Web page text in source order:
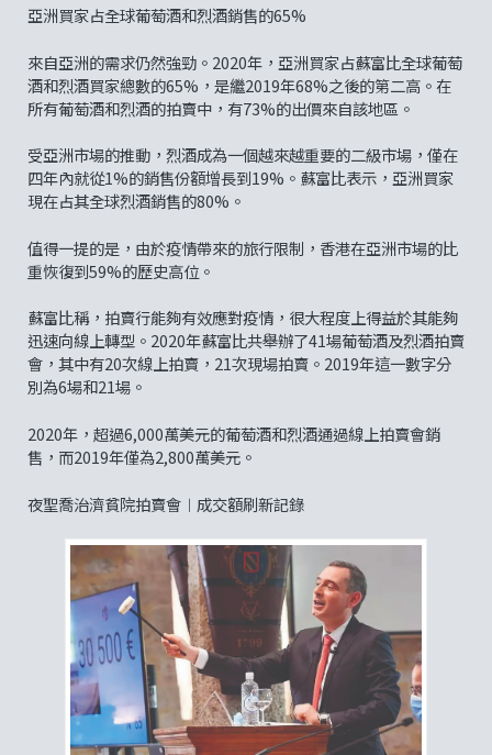
亞洲買家占全球葡萄酒和烈酒銷售的65%
來自亞洲的需求仍然強勁。2020年，亞洲買家占蘇富比全球葡萄
酒和烈酒買家總數的65%，是繼2019年68%之後的第二高。在
所有葡萄酒和烈酒的拍賣中，有73%的出價來自該地區。
受亞洲市場的推動，烈酒成為一個越來越重要的二級市場，僅在
四年內就從1%的銷售份額增長到19%。蘇富比表示，亞洲買家
現在占其全球烈酒銷售的80%。
值得一提的是，由於疫情帶來的旅行限制，香港在亞洲市場的比
重恢復到59%的歷史高位。
蘇富比稱，拍賣行能夠有效應對疫情，很大程度上得益於其能夠
迅速向線上轉型。2020年蘇富比共舉辦了41場葡萄酒及烈酒拍賣
會，其中有20次線上拍賣，21次現場拍賣。2019年這一數字分
別為6場和21場。
2020年，超過6,000萬美元的葡萄酒和烈酒通過線上拍賣會銷
售，而2019年僅為2,800萬美元。
夜聖喬治濟貧院拍賣會︱成交額刷新記錄